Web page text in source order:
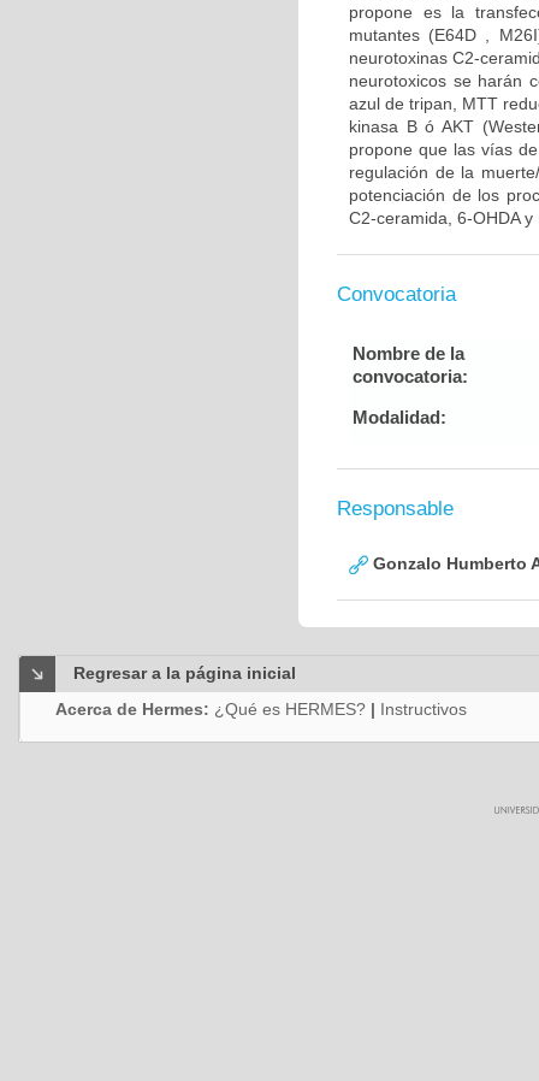
propone es la
mutantes (E64D ,
neurotoxinas C2-
neurotoxicos se harán
azul de tripan, MTT
kinasa B ó AKT
propone que las vías
regulación de la
potenciación de los
C2-ceramida, 6-OHDA
Convocatoria
Nombre de la
convocatoria:
Modalidad:
Responsable
Gonzalo Humberto
Regresar a la página inicial
Acerca de Hermes: ¿Qué es HERMES? | Instructivos